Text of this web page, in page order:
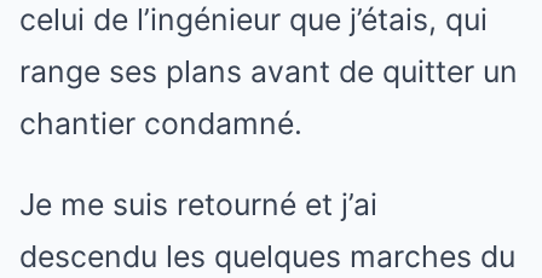
celui de l’ingénieur que j’étais, qui
range ses plans avant de quitter un
chantier condamné.
Je me suis retourné et j’ai
descendu les quelques marches du